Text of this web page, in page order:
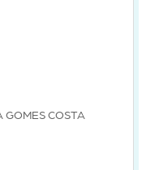
GOMES COSTA